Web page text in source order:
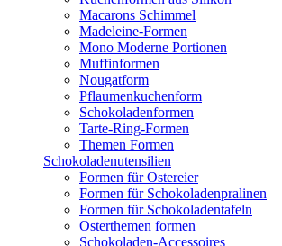
Macarons Schimmel
Madeleine-Formen
Mono Moderne Portionen
Muffinformen
Nougatform
Pflaumenkuchenform
Schokoladenformen
Tarte-Ring-Formen
Themen Formen
Schokoladenutensilien
Formen für Ostereier
Formen für Schokoladenpralinen
Formen für Schokoladentafeln
Osterthemen formen
Schokoladen-Accessoires